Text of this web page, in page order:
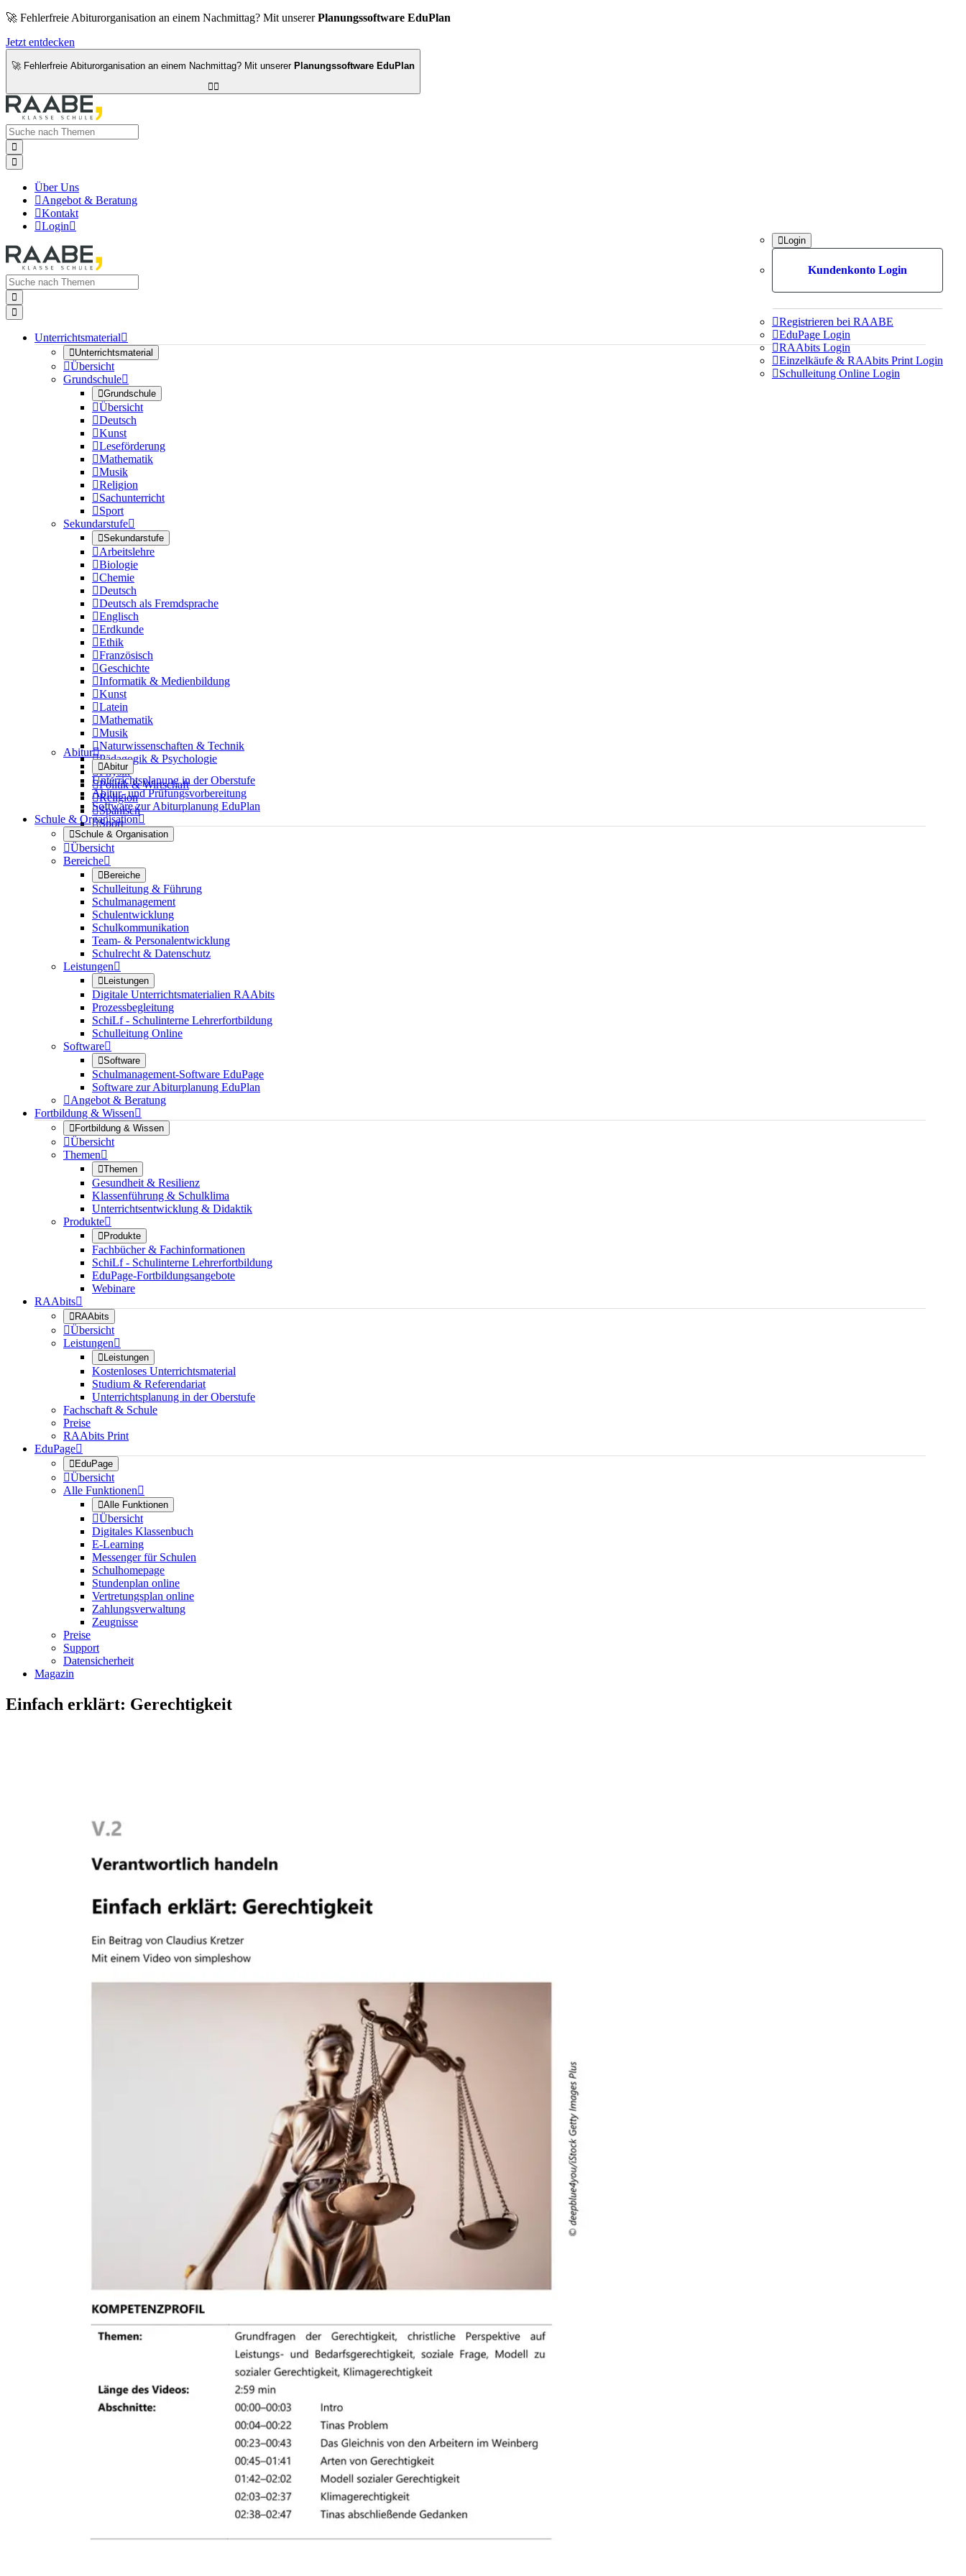
🚀 Fehlerfreie Abiturorganisation an einem Nachmittag? Mit unsererPlanungssoftware EduPlan
Jetzt entdecken
🚀 Fehlerfreie Abiturorganisation an einem Nachmittag? Mit unserer Planungssoftware EduPlan



Über Uns
Angebot & Beratung
Kontakt
Login
Login
Kundenkonto Login
Registrieren bei RAABE
EduPage Login
RAAbits Login
Einzelkäufe & RAAbits Print Login
Schulleitung Online Login


Unterrichtsmaterial
Unterrichtsmaterial
Übersicht
Grundschule
Grundschule
Übersicht
Deutsch
Kunst
Leseförderung
Mathematik
Musik
Religion
Sachunterricht
Sport
Sekundarstufe
Sekundarstufe
Arbeitslehre
Biologie
Chemie
Deutsch
Deutsch als Fremdsprache
Englisch
Erdkunde
Ethik
Französisch
Geschichte
Informatik & Medienbildung
Kunst
Latein
Mathematik
Musik
Naturwissenschaften & Technik
Pädagogik & Psychologie
Physik
Politik & Wirtschaft
Religion
Spanisch
Sport
Abitur
Abitur
Unterrichtsplanung in der Oberstufe
Abitur- und Prüfungsvorbereitung
Software zur Abiturplanung EduPlan
Schule & Organisation
Schule & Organisation
Übersicht
Bereiche
Bereiche
Schulleitung & Führung
Schulmanagement
Schulentwicklung
Schulkommunikation
Team- & Personalentwicklung
Schulrecht & Datenschutz
Leistungen
Leistungen
Digitale Unterrichtsmaterialien RAAbits
Prozessbegleitung
SchiLf - Schulinterne Lehrerfortbildung
Schulleitung Online
Software
Software
Schulmanagement-Software EduPage
Software zur Abiturplanung EduPlan
Angebot & Beratung
Fortbildung & Wissen
Fortbildung & Wissen
Übersicht
Themen
Themen
Gesundheit & Resilienz
Klassenführung & Schulklima
Unterrichtsentwicklung & Didaktik
Produkte
Produkte
Fachbücher & Fachinformationen
SchiLf - Schulinterne Lehrerfortbildung
EduPage-Fortbildungsangebote
Webinare
RAAbits
RAAbits
Übersicht
Leistungen
Leistungen
Kostenloses Unterrichtsmaterial
Studium & Referendariat
Unterrichtsplanung in der Oberstufe
Fachschaft & Schule
Preise
RAAbits Print
EduPage
EduPage
Übersicht
Alle Funktionen
Alle Funktionen
Übersicht
Digitales Klassenbuch
E-Learning
Messenger für Schulen
Schulhomepage
Stundenplan online
Vertretungsplan online
Zahlungsverwaltung
Zeugnisse
Preise
Support
Datensicherheit
Magazin
Einfach erklärt: Gerechtigkeit